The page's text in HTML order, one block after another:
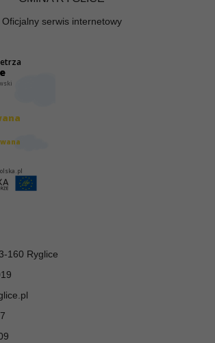
Oficjalny serwis internetowy
160 Ryglice